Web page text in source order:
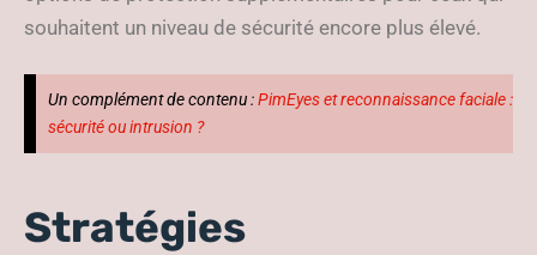
souhaitent un niveau de sécurité encore plus élevé.
Un complément de contenu :PimEyes et reconnaissance faciale :
sécurité ou intrusion ?
Stratégies